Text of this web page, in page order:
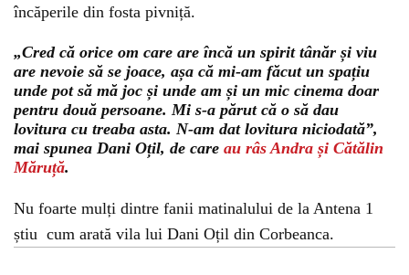
încăperile din fosta pivniță.
„Cred că orice om care are încă un spirit tânăr și viu
are nevoie să se joace, așa că mi-am făcut un spațiu
unde pot să mă joc și unde am și un mic cinema doar
pentru două persoane. Mi s-a părut că o să dau
lovitura cu treaba asta. N-am dat lovitura niciodată”,
mai spunea Dani Oțil, de care au râs Andra și Cătălin
Măruță.
Nu foarte mulți dintre fanii matinalului de la Antena 1
știu cum arată vila lui Dani Oțil din Corbeanca.